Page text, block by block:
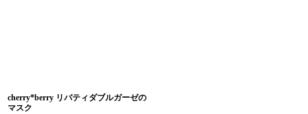
cherry*berry リバティダブルガーゼの
マスク